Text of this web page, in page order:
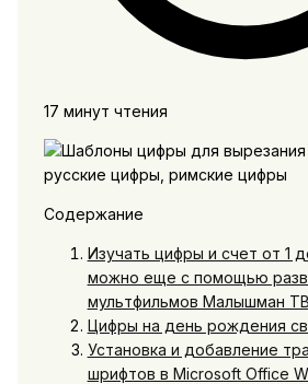
17 минут чтения
Содержание
Изучать цифры и счет от 1
можно еще с помощью
мультфильмов Малышман ТВ
Цифры на день рождения
Установка и добавление
шрифтов в Microsoft Office